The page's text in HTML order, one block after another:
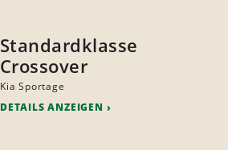
Standardklasse
Crossover
Kia Sportage
DETAILS ANZEIGEN